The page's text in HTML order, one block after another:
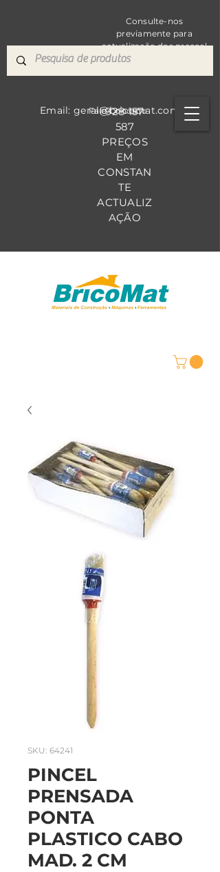
Consulte-nos
previamente para
actualização dos preços!
928 157
587
PREÇOS
EM
CONSTAN
TE
ACTUALIZ
AÇÃO
Fale Conosco
Email: geral@bricomat.com
SKU: 64241
PINCEL
PRENSADA
PONTA
PLASTICO CABO
MAD. 2 CM